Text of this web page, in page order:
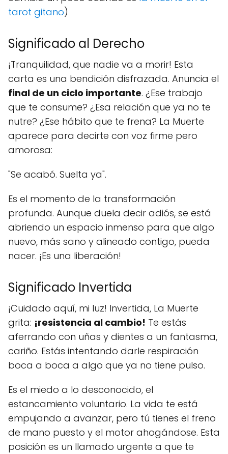
tarot gitano)
Significado al Derecho
¡Tranquilidad, que nadie va a morir! Esta
carta es una bendición disfrazada. Anuncia el
final de un ciclo importante. ¿Ese trabajo
que te consume? ¿Esa relación que ya no te
nutre? ¿Ese hábito que te frena? La Muerte
aparece para decirte con voz firme pero
amorosa:
"Se acabó. Suelta ya".
Es el momento de la transformación
profunda. Aunque duela decir adiós, se está
abriendo un espacio inmenso para que algo
nuevo, más sano y alineado contigo, pueda
nacer. ¡Es una liberación!
Significado Invertida
¡Cuidado aquí, mi luz! Invertida, La Muerte
grita: ¡resistencia al cambio! Te estás
aferrando con uñas y dientes a un fantasma,
cariño. Estás intentando darle respiración
boca a boca a algo que ya no tiene pulso.
Es el miedo a lo desconocido, el
estancamiento voluntario. La vida te está
empujando a avanzar, pero tú tienes el freno
de mano puesto y el motor ahogándose. Esta
posición es un llamado urgente a que te